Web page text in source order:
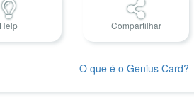
Compartilhar
Help
O que é o Genius Card?